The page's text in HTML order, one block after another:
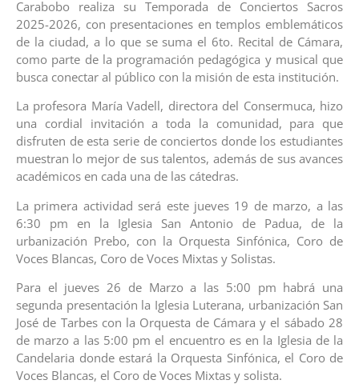
Carabobo realiza su Temporada de Conciertos Sacros
2025-2026, con presentaciones en templos emblemáticos
de la ciudad, a lo que se suma el 6to. Recital de Cámara,
como parte de la programación pedagógica y musical que
busca conectar al público con la misión de esta institución.
La profesora María Vadell, directora del Consermuca, hizo
una cordial invitación a toda la comunidad, para que
disfruten de esta serie de conciertos donde los estudiantes
muestran lo mejor de sus talentos, además de sus avances
académicos en cada una de las cátedras.
La primera actividad será este jueves 19 de marzo, a las
6:30 pm en la Iglesia San Antonio de Padua, de la
urbanización Prebo, con la Orquesta Sinfónica, Coro de
Voces Blancas, Coro de Voces Mixtas y Solistas.
Para el jueves 26 de Marzo a las 5:00 pm habrá una
segunda presentación la Iglesia Luterana, urbanización San
José de Tarbes con la Orquesta de Cámara y el sábado 28
de marzo a las 5:00 pm el encuentro es en la Iglesia de la
Candelaria donde estará la Orquesta Sinfónica, el Coro de
Voces Blancas, el Coro de Voces Mixtas y solista.